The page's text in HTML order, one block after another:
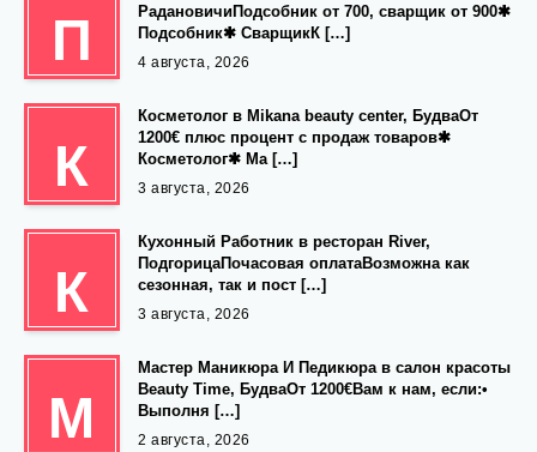
П
РадановичиПодсобник от 700, сварщик от 900✱
Подсобник✱ СварщикК […]
4 августа, 2026
К
Косметолог в Mikana beauty center, БудваОт
1200€ плюс процент с продаж товаров✱
Косметолог✱ Ма […]
3 августа, 2026
К
Кухонный Работник в ресторан River,
ПодгорицаПочасовая оплатаВозможна как
сезонная, так и пост […]
3 августа, 2026
М
Мастер Маникюра И Педикюра в салон красоты
Beauty Time, БудваОт 1200€Вам к нам, если:•
Выполня […]
2 августа, 2026